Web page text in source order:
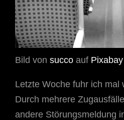
Bild von succo auf Pixabay
Letzte Woche fuhr ich mal
Durch mehrere
andere Störungsmeldung